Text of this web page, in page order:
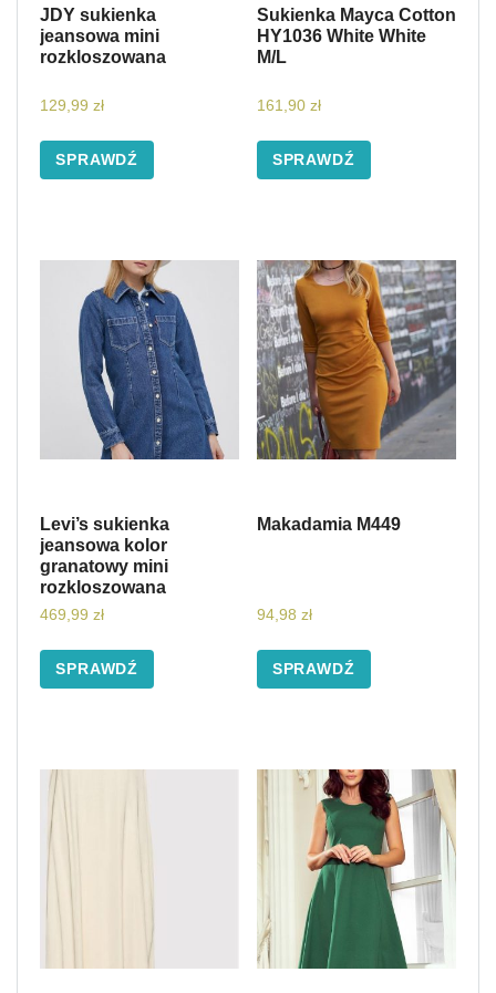
JDY sukienka
jeansowa mini
rozkloszowana
129,99 zł
SPRAWDŹ
Sukienka Mayca Cotton
HY1036 White White
M/L
161,90 zł
SPRAWDŹ
Levi’s sukienka
jeansowa kolor
granatowy mini
rozkloszowana
469,99 zł
SPRAWDŹ
Makadamia M449
94,98 zł
SPRAWDŹ